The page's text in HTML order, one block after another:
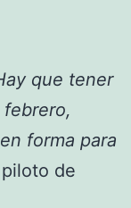
que tener
febrero,
forma para
de